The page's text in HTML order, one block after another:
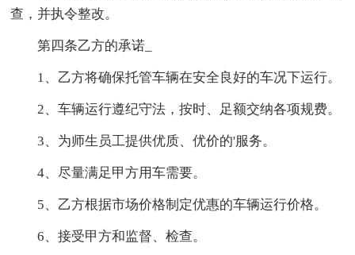
查，并执令整改。
第四条乙方的承诺_
1、乙方将确保托管车辆在安全良好的车况下运行。
2、车辆运行遵纪守法，按时、足额交纳各项规费。
3、为师生员工提供优质、优价的'服务。
4、尽量满足甲方用车需要。
5、乙方根据市场价格制定优惠的车辆运行价格。
6、接受甲方和监督、检查。